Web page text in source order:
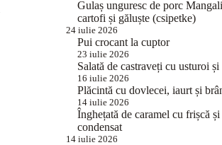
Gulaș unguresc de porc
cartofi și găluște (csipetke)
24 iulie 2026
Pui crocant la cuptor
23 iulie 2026
Salată de castraveți cu usturoi și
16 iulie 2026
Plăcintă cu dovlecei, iaurt și
14 iulie 2026
Înghețată de caramel cu frișcă
condensat
14 iulie 2026